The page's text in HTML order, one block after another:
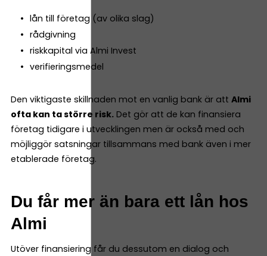
lån till företag (av olika slag)
rådgivning
riskkapital via Almi Invest
verifieringsmedel
Den viktigaste skillnaden mot en vanlig bank är att Almi
ofta kan ta större risk. Det gör att de kan finansiera
företag tidigare i utvecklingen men är också med och
möjliggör satsningar tillsammans med bank även i mer
etablerade företag.
Du får mer än bara ett lån hos
Almi
Utöver finansiering får du dessutom en dialog och